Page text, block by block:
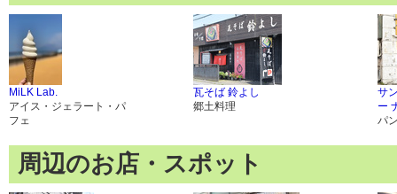
MiLK Lab.
アイス・ジェラート・パ
フェ
瓦そば 鈴よし
郷土料理
サ
ー
パ
周辺のお店・スポット